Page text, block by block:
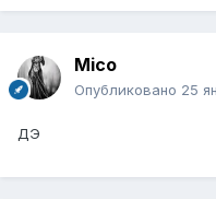
Mico
Опубликовано 25
ДЭ